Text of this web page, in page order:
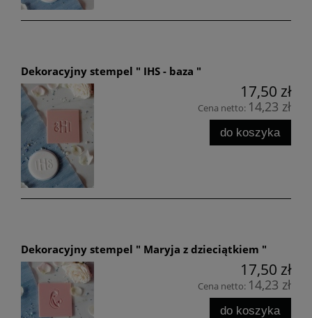
Dekoracyjny stempel " IHS - baza "
17,50 zł
Cena netto: 14,23 zł
do koszyka
Dekoracyjny stempel " Maryja z dzieciątkiem "
17,50 zł
Cena netto: 14,23 zł
do koszyka